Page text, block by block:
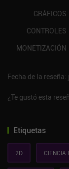
GRÁFICOS
CONTROLES
MONETIZACIÓN
Fecha de la
¿Te gustó esta
Etiquetas
2D CIENCIA